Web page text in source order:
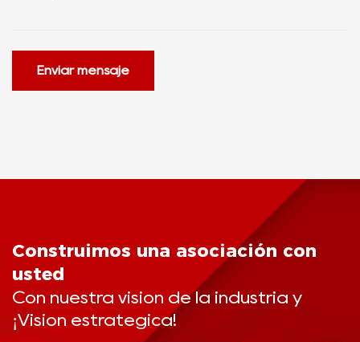
Enviar mensaje
Construimos una asociación con
usted
Con nuestra visión de la industria y
¡Visión estratégica!